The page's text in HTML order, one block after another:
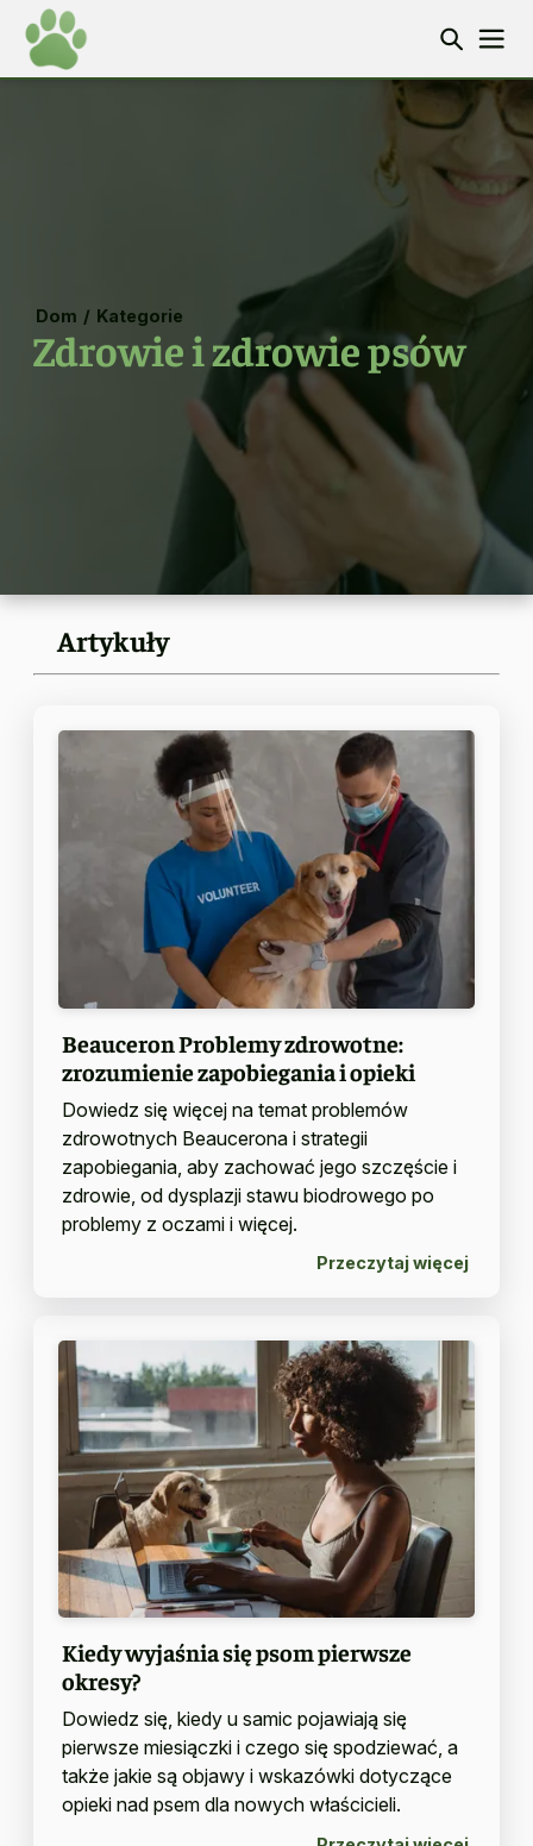
Dom / Kategorie
Zdrowie i zdrowie psów
Artykuły
Beauceron Problemy zdrowotne:
zrozumienie zapobiegania i opieki
Dowiedz się więcej na temat problemów
zdrowotnych Beaucerona i strategii
zapobiegania, aby zachować jego szczęście i
zdrowie, od dysplazji stawu biodrowego po
problemy z oczami i więcej.
Przeczytaj więcej
Kiedy wyjaśnia się psom pierwsze
okresy?
Dowiedz się, kiedy u samic pojawiają się
pierwsze miesiączki i czego się spodziewać, a
także jakie są objawy i wskazówki dotyczące
opieki nad psem dla nowych właścicieli.